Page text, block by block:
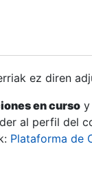
ez diren
en curso y
al perfil del
Plataforma de